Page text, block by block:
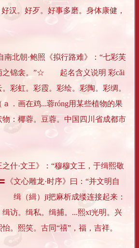
汉。好歹。好事多磨。身体康健，
北朝·鲍照《拟行路难》：“七彩芙
之锦衾。”☆ 起名含义说明 彩cǎi
彩虹。彩霞。彩绘。彩陶。彩绸。
．画在鸡...蓉róng用某些植物的果
：椰蓉。豆蓉。中国四川省成都市
什·文王》：“穆穆文王，于缉熙敬
《文心雕龙·时序》曰：“并文明自
（緝）jī把麻析成缕连接起来：
访。缉私。缉捕。...熙xī光明。兴
。熙笑。古同“禧”，福，吉祥。